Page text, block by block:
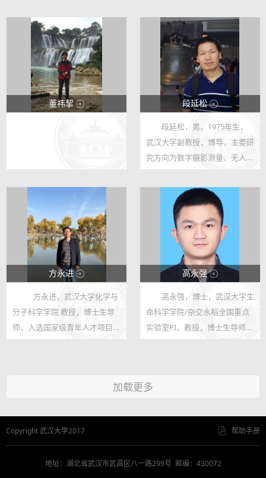
国家重大人才计划青年学者，第
一完成人获地理信息科技进步奖
一等奖、长江科学技术奖科技进
步奖...
PhD)  中国科学技术大学 固体地
球物理学 学士 (USTC, BS) 工作
经历  武汉大学博士...
董祎挈 段延松
123
119
段延松，男，1975年生，
武汉大学副教授，博导，主要研
究方向为数字摄影测量、无人机
机处理、视觉测量、机器学习与
图像分类识别等。本科毕业于武
汉工业大学（现武汉理工大学）
计算机...
方永进
123
885
方永进，武汉大学化学与
分子科学学院 教授，博士生导
师，入选国家级青年人才项目、
士学位，随后在新加坡南洋理工
高永强
123
34
高永强，博士，武汉大学生
命科学学院/杂交水稻全国重点
实验室PI，教授，博士生导师，
加载更多
Copyright 武汉大学2017 帮助手册
地址：湖北省武汉市武昌区八一路299号 邮编：430072